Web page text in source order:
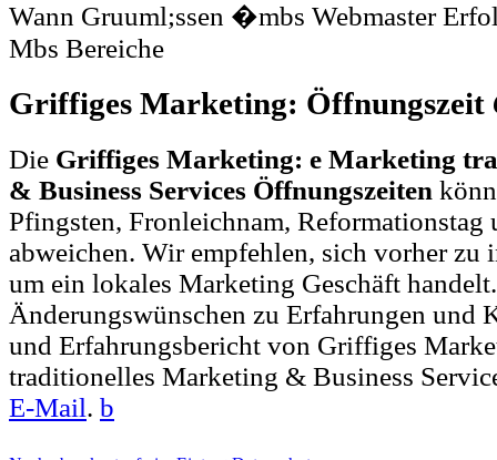
Wann Gruuml;ssen �mbs Webmaster
Mbs Bereiche
Griffiges Marketing: Öffnungszeit
Die Griffiges Marketing: e Marketing
& Business Services Öffnungszeiten
Pfingsten, Fronleichnam,
abweichen. Wir empfehlen, sich vorher zu
um ein lokales Marketing Geschäft
Änderungswünschen zu Erfahrungen und
und Erfahrungsbericht von Griffiges
traditionelles Marketing & Business
E-Mail. b